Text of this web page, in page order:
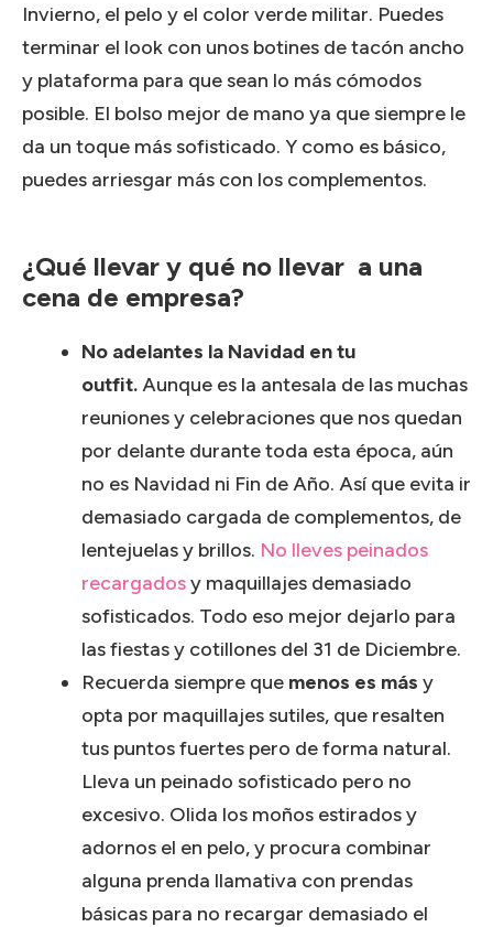
Invierno, el pelo y el color verde militar. Puedes
terminar el look con unos botines de tacón ancho
y plataforma para que sean lo más cómodos
posible. El bolso mejor de mano ya que siempre le
da un toque más sofisticado. Y como es básico,
puedes arriesgar más con los complementos.
¿Qué llevar y qué no llevar a una
cena de empresa?
No adelantes la Navidad en tu
outfit.Aunque es la antesala de las muchas
reuniones y celebraciones que nos quedan
por delante durante toda esta época, aún
no es Navidad ni Fin de Año. Así que evita ir
demasiado cargada de complementos, de
lentejuelas y brillos. No lleves peinados
recargadosy maquillajes demasiado
sofisticados. Todo eso mejor dejarlo para
las fiestas y cotillones del 31 de Diciembre.
Recuerda siempre que menos es más y
opta por maquillajes sutiles, que resalten
tus puntos fuertes pero de forma natural.
Lleva un peinado sofisticado pero no
excesivo. Olida los moños estirados y
adornos el en pelo, y procura combinar
alguna prenda llamativa con prendas
básicas para no recargar demasiado el